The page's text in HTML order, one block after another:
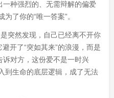
一种强烈的、无需辩解的偏爱
了你的“唯一答案”。
突然发现，自己已经离不开你
开了“突如其来”的浪漫，而是
诉对方，这份爱不是一时兴
到生命的底层逻辑，成了无法